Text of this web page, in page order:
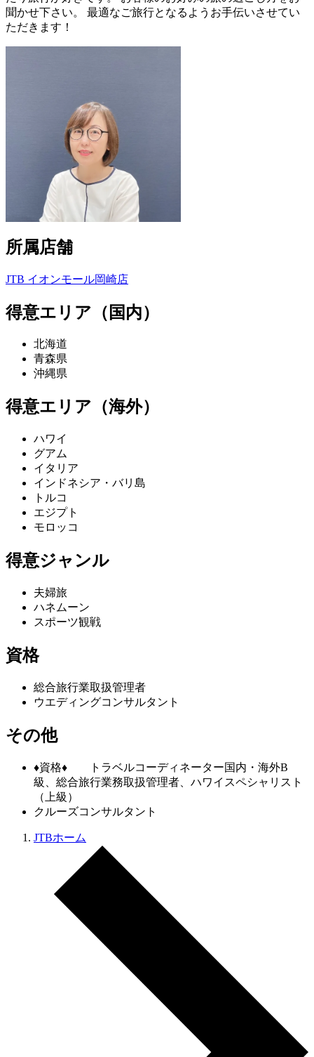
聞かせ下さい。 最適なご旅行となるようお手伝いさせてい
ただきます！
所属店舗
JTB イオンモール岡崎店
得意エリア（国内）
北海道
青森県
沖縄県
得意エリア（海外）
ハワイ
グアム
イタリア
インドネシア・バリ島
トルコ
エジプト
モロッコ
得意ジャンル
夫婦旅
ハネムーン
スポーツ観戦
資格
総合旅行業取扱管理者
ウエディングコンサルタント
その他
♦資格♦ トラベルコーディネーター国内・海外B
級、総合旅行業務取扱管理者、ハワイスペシャリスト
（上級）
クルーズコンサルタント
JTBホーム